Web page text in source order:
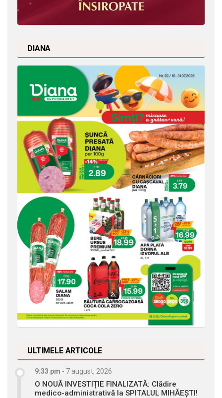
DIANA
ULTIMELE ARTICOLE
9:33 pm - 7 august, 2026
O NOUĂ INVESTIȚIE FINALIZATĂ: Clădire
medico-administrativă la SPITALUL MIHĂEȘTI!